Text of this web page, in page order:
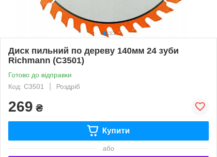
Диск пильний по дереву 140мм 24 зуби
Richmann (C3501)
Готово до відправки
Код: C3501
Роздріб
269 ₴
Купити
або